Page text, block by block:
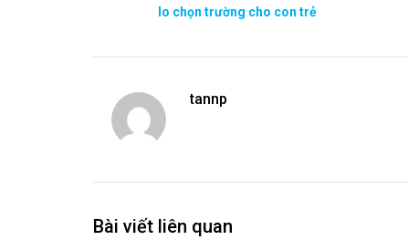
lo chọn trường cho con trẻ
tannp
Bài viết liên quan